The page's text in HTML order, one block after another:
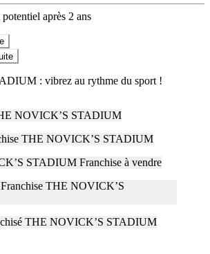
après 2 ans
: vibrez au rythme du sport !